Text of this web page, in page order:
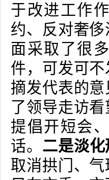
于改进工作
约、反对奢
面采取了很
件，可发可
摘发代表的
了领导走访
提倡开短会
话。 二是淡化
取消拱门、